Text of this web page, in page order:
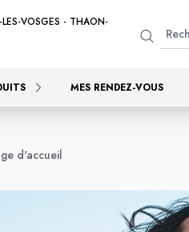
VOSGES - THAON-
MES RENDEZ-VOUS
d'accueil